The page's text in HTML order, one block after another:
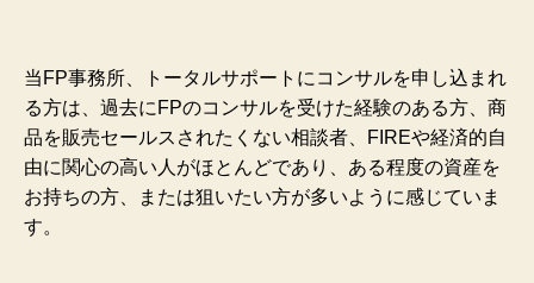
当FP事務所、トータルサポートにコンサルを申し込まれ
る方は、過去にFPのコンサルを受けた経験のある方、商
品を販売セールスされたくない相談者、FIREや経済的自
由に関心の高い人 がほとんどであり、ある程度の資産を
お持ちの方、または狙いたい方が多いように感じていま
す。